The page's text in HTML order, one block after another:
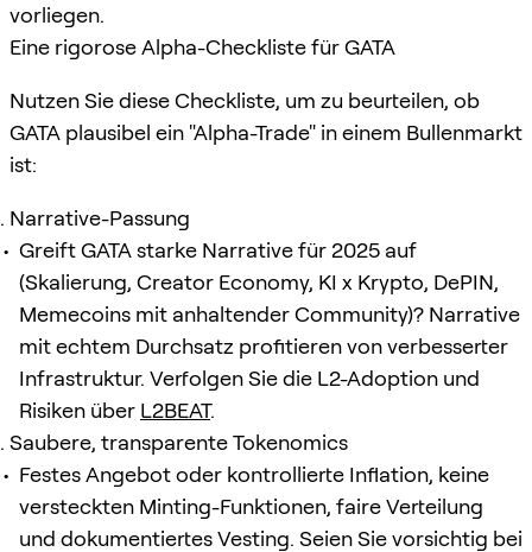
vorliegen.
Eine rigorose Alpha-Checkliste für GATA
Nutzen Sie diese Checkliste, um zu beurteilen, ob
GATA plausibel ein "Alpha-Trade" in einem Bullenmarkt
ist:
Narrative-Passung
Greift GATA starke Narrative für 2025 auf
(Skalierung, Creator Economy, KI x Krypto, DePIN,
Memecoins mit anhaltender Community)? Narrative
mit echtem Durchsatz profitieren von verbesserter
Infrastruktur. Verfolgen Sie die L2-Adoption und
Risiken über L2BEAT.
Saubere, transparente Tokenomics
Festes Angebot oder kontrollierte Inflation, keine
versteckten Minting-Funktionen, faire Verteilung
und dokumentiertes Vesting. Seien Sie vorsichtig bei